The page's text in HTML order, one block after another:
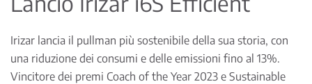
Irizar lancia il pullman più sostenibile della sua storia, con
una riduzione dei consumi e delle emissioni fino al 13%.
Vincitore dei premi Coach of the Year 2023 e Sustainable